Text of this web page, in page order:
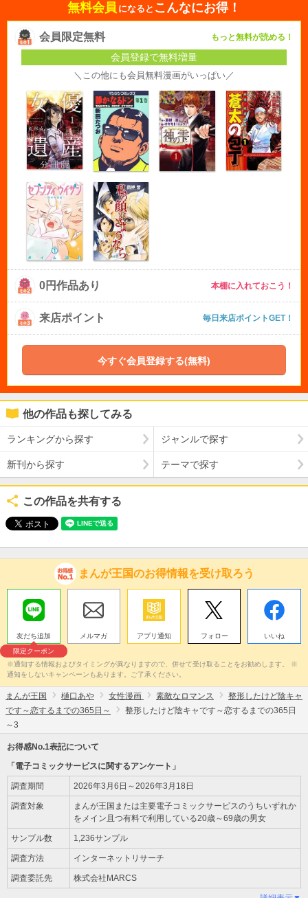
無料会員 になると こんなにお得！
会員限定無料 もっと無料が読める！
会員登録で無料増量
＼この他にも会員無料漫画がいっぱい／
0円作品あり 本棚に入れておこう！
来店ポイント 毎日来店ポイントGET！
今すぐ会員登録する(無料)
他の作品も探してみる
ランキングから探す ジャンルで探す
新刊から探す テーマで探す
この作品を共有する
まんが王国のお得情報を受け取ろう
友だち追加
限定クーポン
メルマガ アプリ通知 フォロー いいね
※通知する情報およびタイミングが異なりますので、併せて受け取ることをお勧めします。 ※
通知をしないキャンペーンもあります。ご了承ください。
まんが王国 樋口あや 女性漫画 素敵なロマンス
整形したけど陰キャ
です～恋するまでの365日～
整形したけど陰キャです～恋するまでの365日
～3
お得感No.1表記について
「電子コミックサービスに関するアンケート」
調査期間 2026年3月6日～2026年3月18日
調査対象
まんが王国または主要電子コミックサービスのうちいずれか
をメイン且つ有料で利用している20歳～69歳の男女
サンプル数 1,236サンプル
調査方法 インターネットリサーチ
調査委託先 株式会社MARCS